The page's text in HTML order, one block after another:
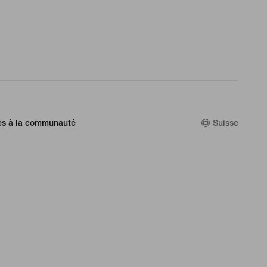
à la communauté Suisse